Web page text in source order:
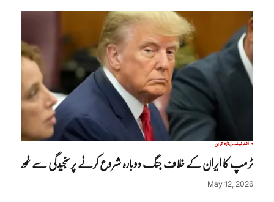
انٹرنیشنلتازہ ترین
ٹرمپ کا ایران کے خلاف جنگ دوبارہ شروع کرنے پر سنجیدگی سے غور
May 12, 2026